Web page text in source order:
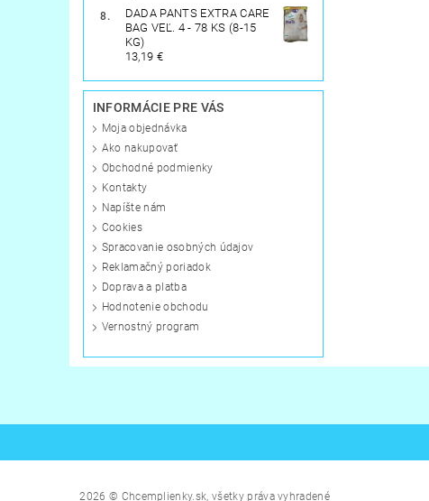
DADA PANTS EXTRA CARE
BAG VEĽ. 4 - 78 KS (8-15
KG)
13,19 €
INFORMÁCIE PRE VÁS
Moja objednávka
Ako nakupovať
Obchodné podmienky
Kontakty
Napíšte nám
Cookies
Spracovanie osobných údajov
Reklamačný poriadok
Doprava a platba
Hodnotenie obchodu
Vernostný program
2026 © Chcemplienky.sk, všetky práva vyhradené